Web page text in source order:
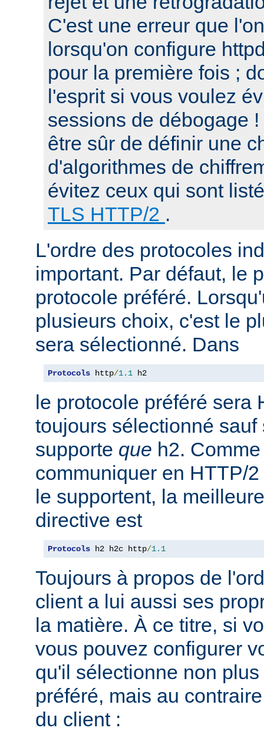
C'est une erreur que
lorsqu'on configure
pour la première fois ;
l'esprit si vous voulez
sessions de débogage
être sûr de définir une
d'algorithmes de
évitez ceux qui sont
TLS HTTP/2 .
L'ordre des protocoles
important. Par défaut, le
protocole préféré.
plusieurs choix, c'est le
sera sélectionné. Dans
Protocols http/1.1 h2
le protocole préféré sera
toujours sélectionné sauf
supporte que h2.
communiquer en HTTP/
le supportent, la
directive est
Protocols h2 h2c http/1.1
Toujours à propos de
client a lui aussi ses
la matière. À ce titre, si
vous pouvez configurer
qu'il sélectionne non
préféré, mais au
du client :